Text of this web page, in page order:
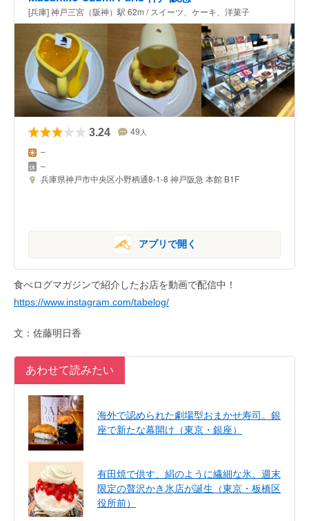
[兵庫] 神戸三宮（阪神）駅 62m / スイーツ、ケーキ、洋菓子
3.24 49 人
–
–
兵庫県神戸市中央区小野柄通8-1-8 神戸阪急 本館 B1F
アプリで開く
食べログマガジンで紹介したお店を動画で配信中！
https://www.instagram.com/tabelog/
文：佐藤明日香
あわせて読みたい
海外で認められた劇場型おまかせ寿司。銀
座で新たな幕開け（東京・銀座）
有田焼で供す、絹のように繊細な氷。週末
限定の贅沢かき氷店が誕生（東京・板橋区
役所前）